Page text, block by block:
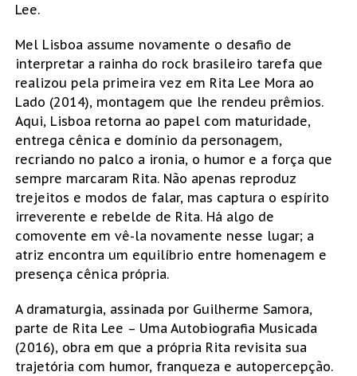
Lee.
Mel Lisboa assume novamente o desafio de
interpretar a rainha do rock brasileiro tarefa que
realizou pela primeira vez em Rita Lee Mora ao
Lado (2014), montagem que lhe rendeu prêmios.
Aqui, Lisboa retorna ao papel com maturidade,
entrega cênica e domínio da personagem,
recriando no palco a ironia, o humor e a força que
sempre marcaram Rita. Não apenas reproduz
trejeitos e modos de falar, mas captura o espírito
irreverente e rebelde de Rita. Há algo de
comovente em vê-la novamente nesse lugar; a
atriz encontra um equilíbrio entre homenagem e
presença cênica própria.
A dramaturgia, assinada por Guilherme Samora,
parte de Rita Lee – Uma Autobiografia Musicada
(2016), obra em que a própria Rita revisita sua
trajetória com humor, franqueza e autopercepção.